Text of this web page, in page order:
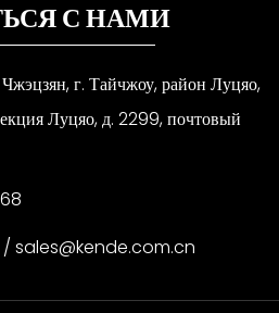
С НАМИ
г. Тайчжоу, район Луцяо,
Луцяо, д. 2299, почтовый
/ sales@kende.com.cn